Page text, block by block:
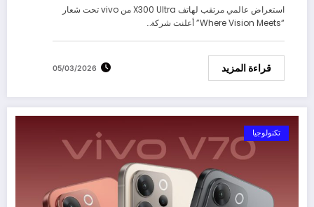
استعراض عالمي مرتقب لهاتف X300 Ultra من vivo تحت شعار
“Where Vision Meets” أعلنت شركة…
قراءة المزيد 05/03/2026
تكنولوجيا